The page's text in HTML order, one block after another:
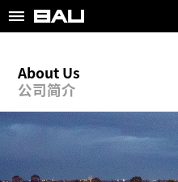
≡
About Us
公司简介